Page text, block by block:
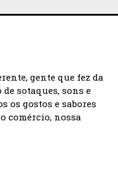
gente que fez da
sotaques, sons e
os gostos e sabores
comércio, nossa